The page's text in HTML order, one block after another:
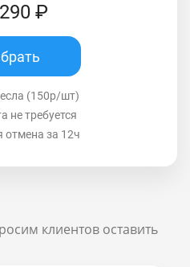
₽
(150р/шт)
не требуется
отмена за 12ч
клиентов оставить